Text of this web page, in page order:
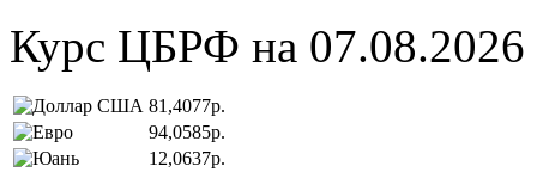
Курс ЦБРФ на 07.08.2026
81,4077р.
94,0585р.
12,0637р.